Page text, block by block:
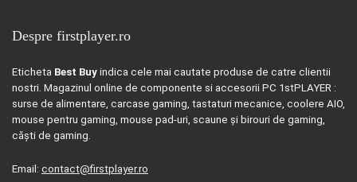
Despre firstplayer.ro
Eticheta Best Buy indica cele mai cautate produse de catre clientii
nostri. Magazinul online de componente si accesorii PC 1stPLAYER :
surse de alimentare, carcase gaming, tastaturi mecanice, coolere AIO,
mouse pentru gaming, mouse pad-uri, scaune și birouri de gaming,
căști de gaming.
Email: contact@firstplayer.ro